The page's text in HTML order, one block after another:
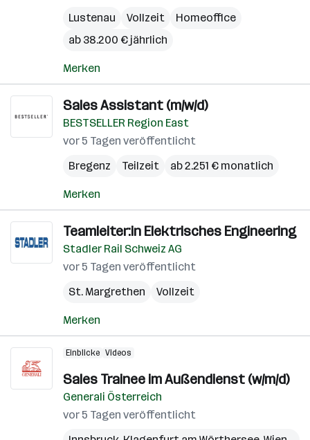
Lustenau
Vollzeit
Homeoffice
ab 38.200 € jährlich
Merken
Sales Assistant (m/w/d)
BESTSELLER Region East
vor 5 Tagen veröffentlicht
Bregenz
Teilzeit ab 2.251 € monatlich
Merken
Teamleiter:in Elektrisches Engineering
Stadler Rail Schweiz AG
vor 5 Tagen veröffentlicht
St. Margrethen
Vollzeit
Merken
Einblicke Videos
Sales Trainee im Außendienst (w/m/d)
Generali Österreich
vor 5 Tagen veröffentlicht